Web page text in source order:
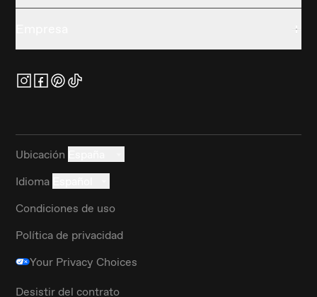
Ubicación
Idioma
Condiciones de uso
Política de privacidad
Your Privacy Choices
Desistir del contrato